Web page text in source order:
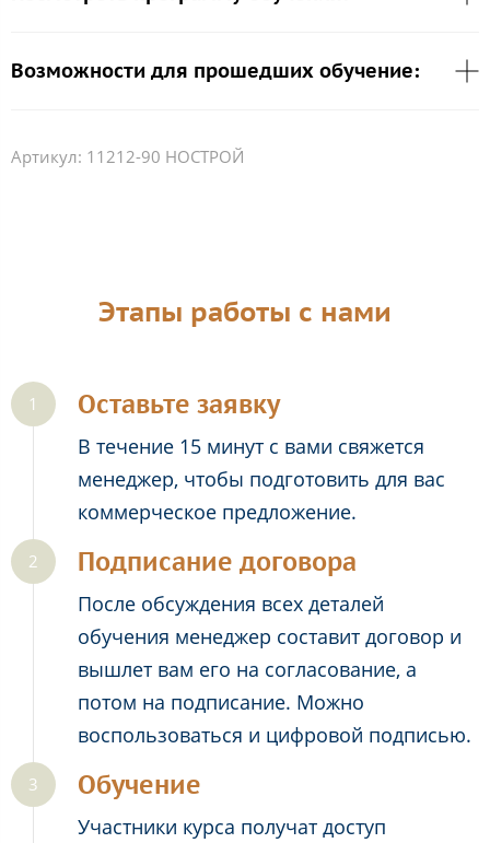
Возможности для прошедших обучение:
Артикул: 11212-90 НОСТРОЙ
Этапы работы с нами
Оставьте заявку
В течение 15 минут с вами свяжется
менеджер, чтобы подготовить для вас
коммерческое предложение.
Подписание договора
После обсуждения всех деталей
обучения менеджер составит договор и
вышлет вам его на согласование, а
потом на подписание. Можно
воспользоваться и цифровой подписью.
Обучение
Участники курса получат доступ